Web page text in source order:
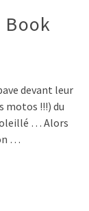
Book
devant leur
motos !!!) du
… Alors
…